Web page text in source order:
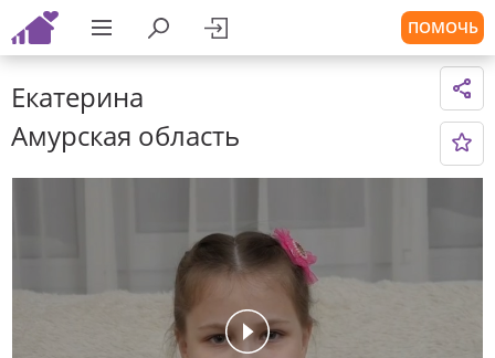
ПОМОЧЬ
Екатерина
Амурская область